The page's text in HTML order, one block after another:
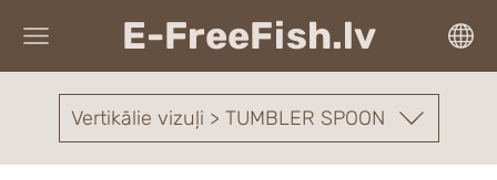
E-FreeFish.lv
Vertikālie vizuļi > TUMBLER SPOON